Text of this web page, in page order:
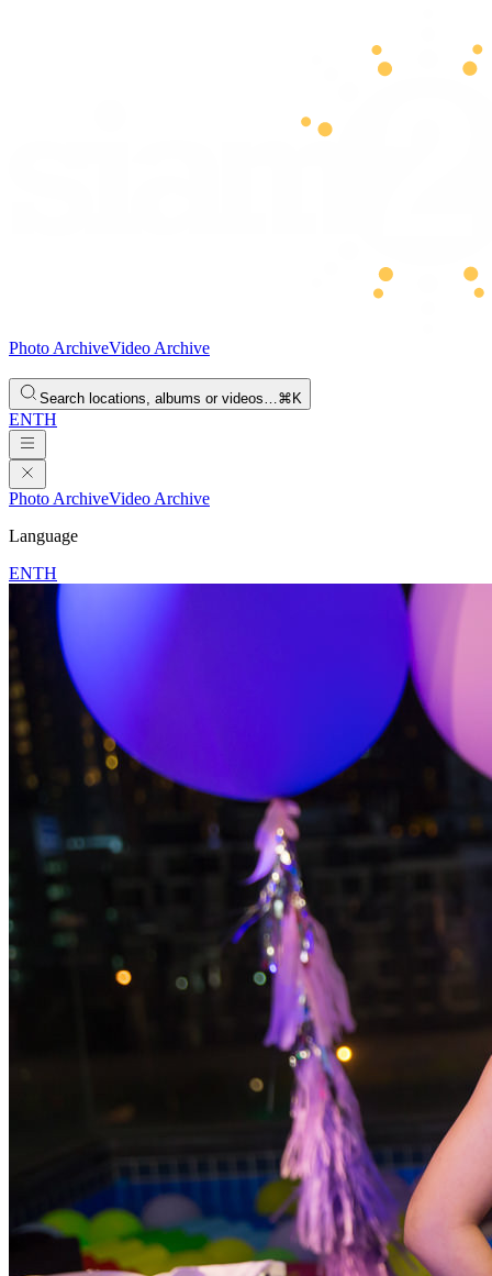
Photo ArchiveVideo Archive
Search locations, albums or videos…⌘K
ENTH
Photo ArchiveVideo Archive
Language
ENTH